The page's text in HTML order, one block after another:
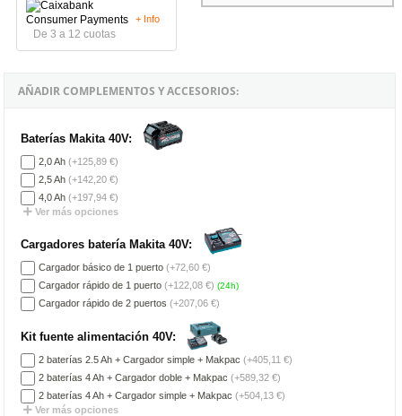
De 3 a 12 cuotas
+ Info
AÑADIR COMPLEMENTOS Y ACCESORIOS:
Baterías Makita 40V:
2,0 Ah (+125,89 €)
2,5 Ah (+142,20 €)
4,0 Ah (+197,94 €)
Ver más opciones
Cargadores batería Makita 40V:
Cargador básico de 1 puerto (+72,60 €)
Cargador rápido de 1 puerto (+122,08 €) (24h)
Cargador rápido de 2 puertos (+207,06 €)
Kit fuente alimentación 40V:
2 baterías 2.5 Ah + Cargador simple + Makpac (+405,11 €)
2 baterías 4 Ah + Cargador doble + Makpac (+589,32 €)
2 baterías 4 Ah + Cargador simple + Makpac (+504,13 €)
Ver más opciones